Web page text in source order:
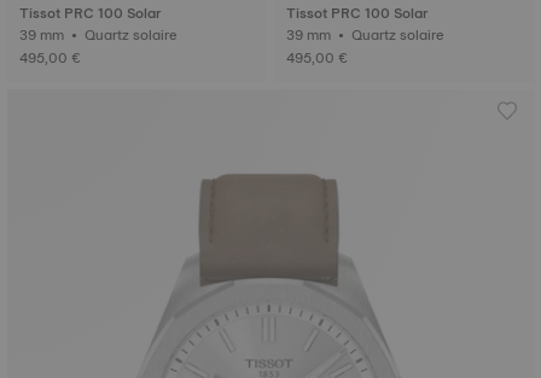
Tissot PRC 100 Solar
39 mm • Quartz solaire
495,00 €
Tissot PRC 100 Solar
39 mm • Quartz solaire
495,00 €